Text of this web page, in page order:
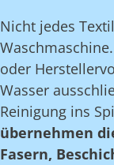
Nicht jedes
oder
Wasser
Reinigung ins
übernehmen
Fasern,